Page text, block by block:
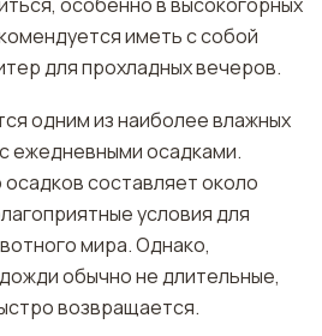
иметь с собой
для прохладных вечеров.
одним из наиболее влажных
ежедневными осадками.
составляет около
условия для
мира. Однако,
обычно не длительные,
возвращается.